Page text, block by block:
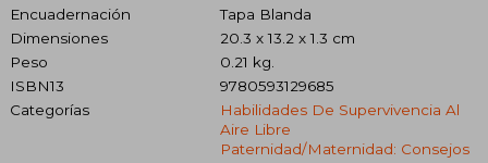
Encuadernación
Tapa Blanda
Dimensiones
20.3 x 13.2 x 1.3 cm
Peso
0.21 kg.
ISBN13
9780593129685
Categorías
Habilidades De Supervivencia Al
Aire Libre
Paternidad/maternidad: Consejos